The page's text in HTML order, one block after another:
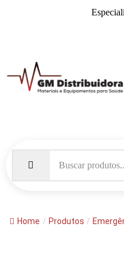
Home / Produtos /